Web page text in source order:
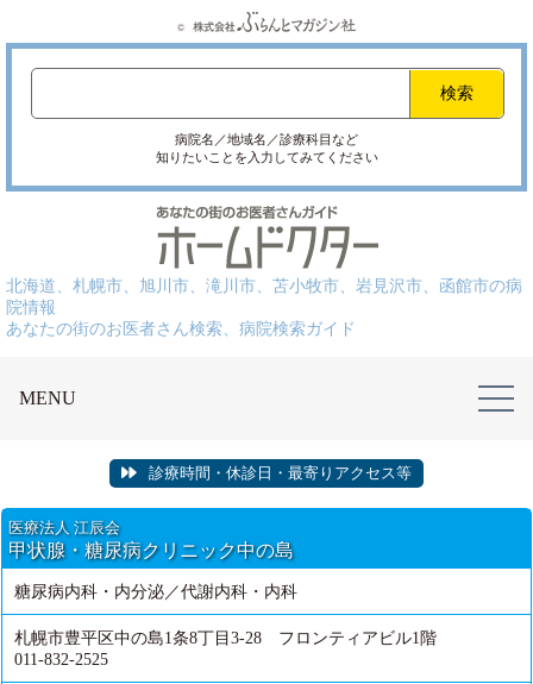
病院名／地域名／診療科目など
知りたいことを入力してみてください
北海道、札幌市、旭川市、滝川市、苫小牧市、岩見沢市、函館市の病
院情報
あなたの街のお医者さん検索、病院検索ガイド
MENU
診療時間・休診日・最寄りアクセス等
医療法人 江辰会
甲状腺・糖尿病クリニック中の島
糖尿病内科・内分泌／代謝内科・内科
札幌市豊平区中の島1条8丁目3-28 フロンティアビル1階
011-832-2525